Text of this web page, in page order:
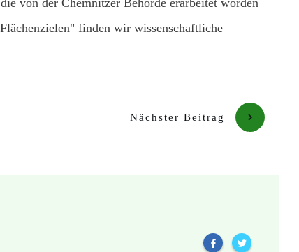
finden wir wissenschaftliche
Nächster Beitrag